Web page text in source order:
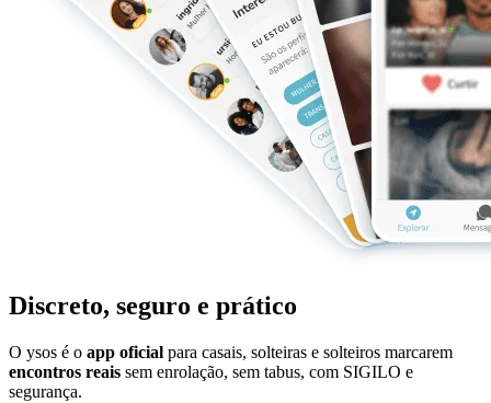
Discreto, seguro e prático
O ysos é o app oficial para casais, solteiras e solteiros marcarem
encontros reais sem enrolação, sem tabus, com SIGILO e
segurança.